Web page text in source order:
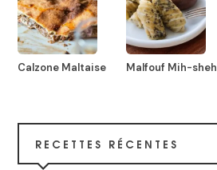
Calzone Maltaise Malfouf Mih-sheh
RECETTES RÉCENTES